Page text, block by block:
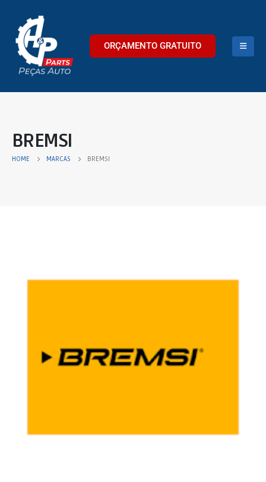
ORÇAMENTO GRATUITO
BREMSI
HOME MARCAS BREMSI